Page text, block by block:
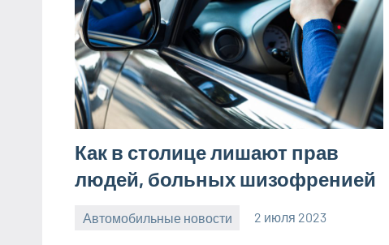
Как в столице лишают прав
людей, больных шизофренией
Автомобильные новости 2 июля 2023